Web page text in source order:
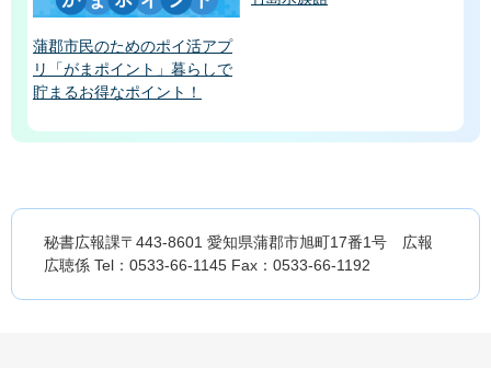
蒲郡市民のためのポイ活アプ
リ「がまポイント」暮らしで
貯まるお得なポイント！
秘書広報課〒443-8601 愛知県蒲郡市旭町17番1号 広報
広聴係 Tel：0533-66-1145 Fax：0533-66-1192